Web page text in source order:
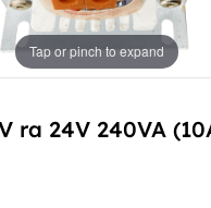
Tap or pinch to expand
ra 24V 240VA